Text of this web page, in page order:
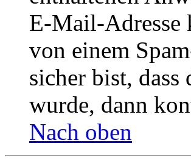
E-Mail-Adresse
von einem
sicher bist,
wurde, dann
Nach oben